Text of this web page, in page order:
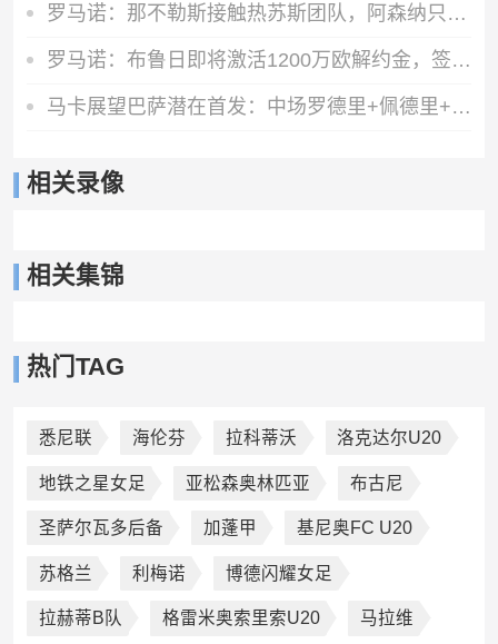
罗马诺：那不勒斯接触热苏斯团队，阿森纳只接受永久转会
罗马诺：布鲁日即将激活1200万欧解约金，签下马略卡前锋比尔希利
马卡展望巴萨潜在首发：中场罗德里+佩德里+奥尔莫 阿德耶米中锋
相关录像
相关集锦
热门TAG
悉尼联 海伦芬 拉科蒂沃 洛克达尔U20
地铁之星女足 亚松森奥林匹亚 布古尼
圣萨尔瓦多后备 加蓬甲 基尼奥FC U20
苏格兰 利梅诺 博德闪耀女足
拉赫蒂B队 格雷米奥索里索U20 马拉维